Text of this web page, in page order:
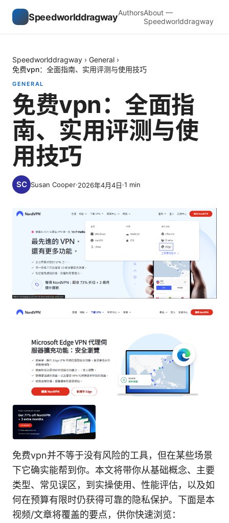
SpeedworlddragwayAuthorsAbout —
Speedworlddragway
Speedworlddragway › General ›
免费vpn：全面指南、实用评测与使用技巧
GENERAL
免费vpn：全面指
南、实用评测与使
用技巧
Susan Cooper·2026年4月4日·1 min
免费vpn并不等于没有风险的工具，但在某些场景
下它确实能帮到你。本文将带你从基础概念、主要
类型、常见误区，到实操使用、性能评估，以及如
何在预算有限时仍获得可靠的隐私保护。下面是本
视频/文章将覆盖的要点，供你快速浏览：